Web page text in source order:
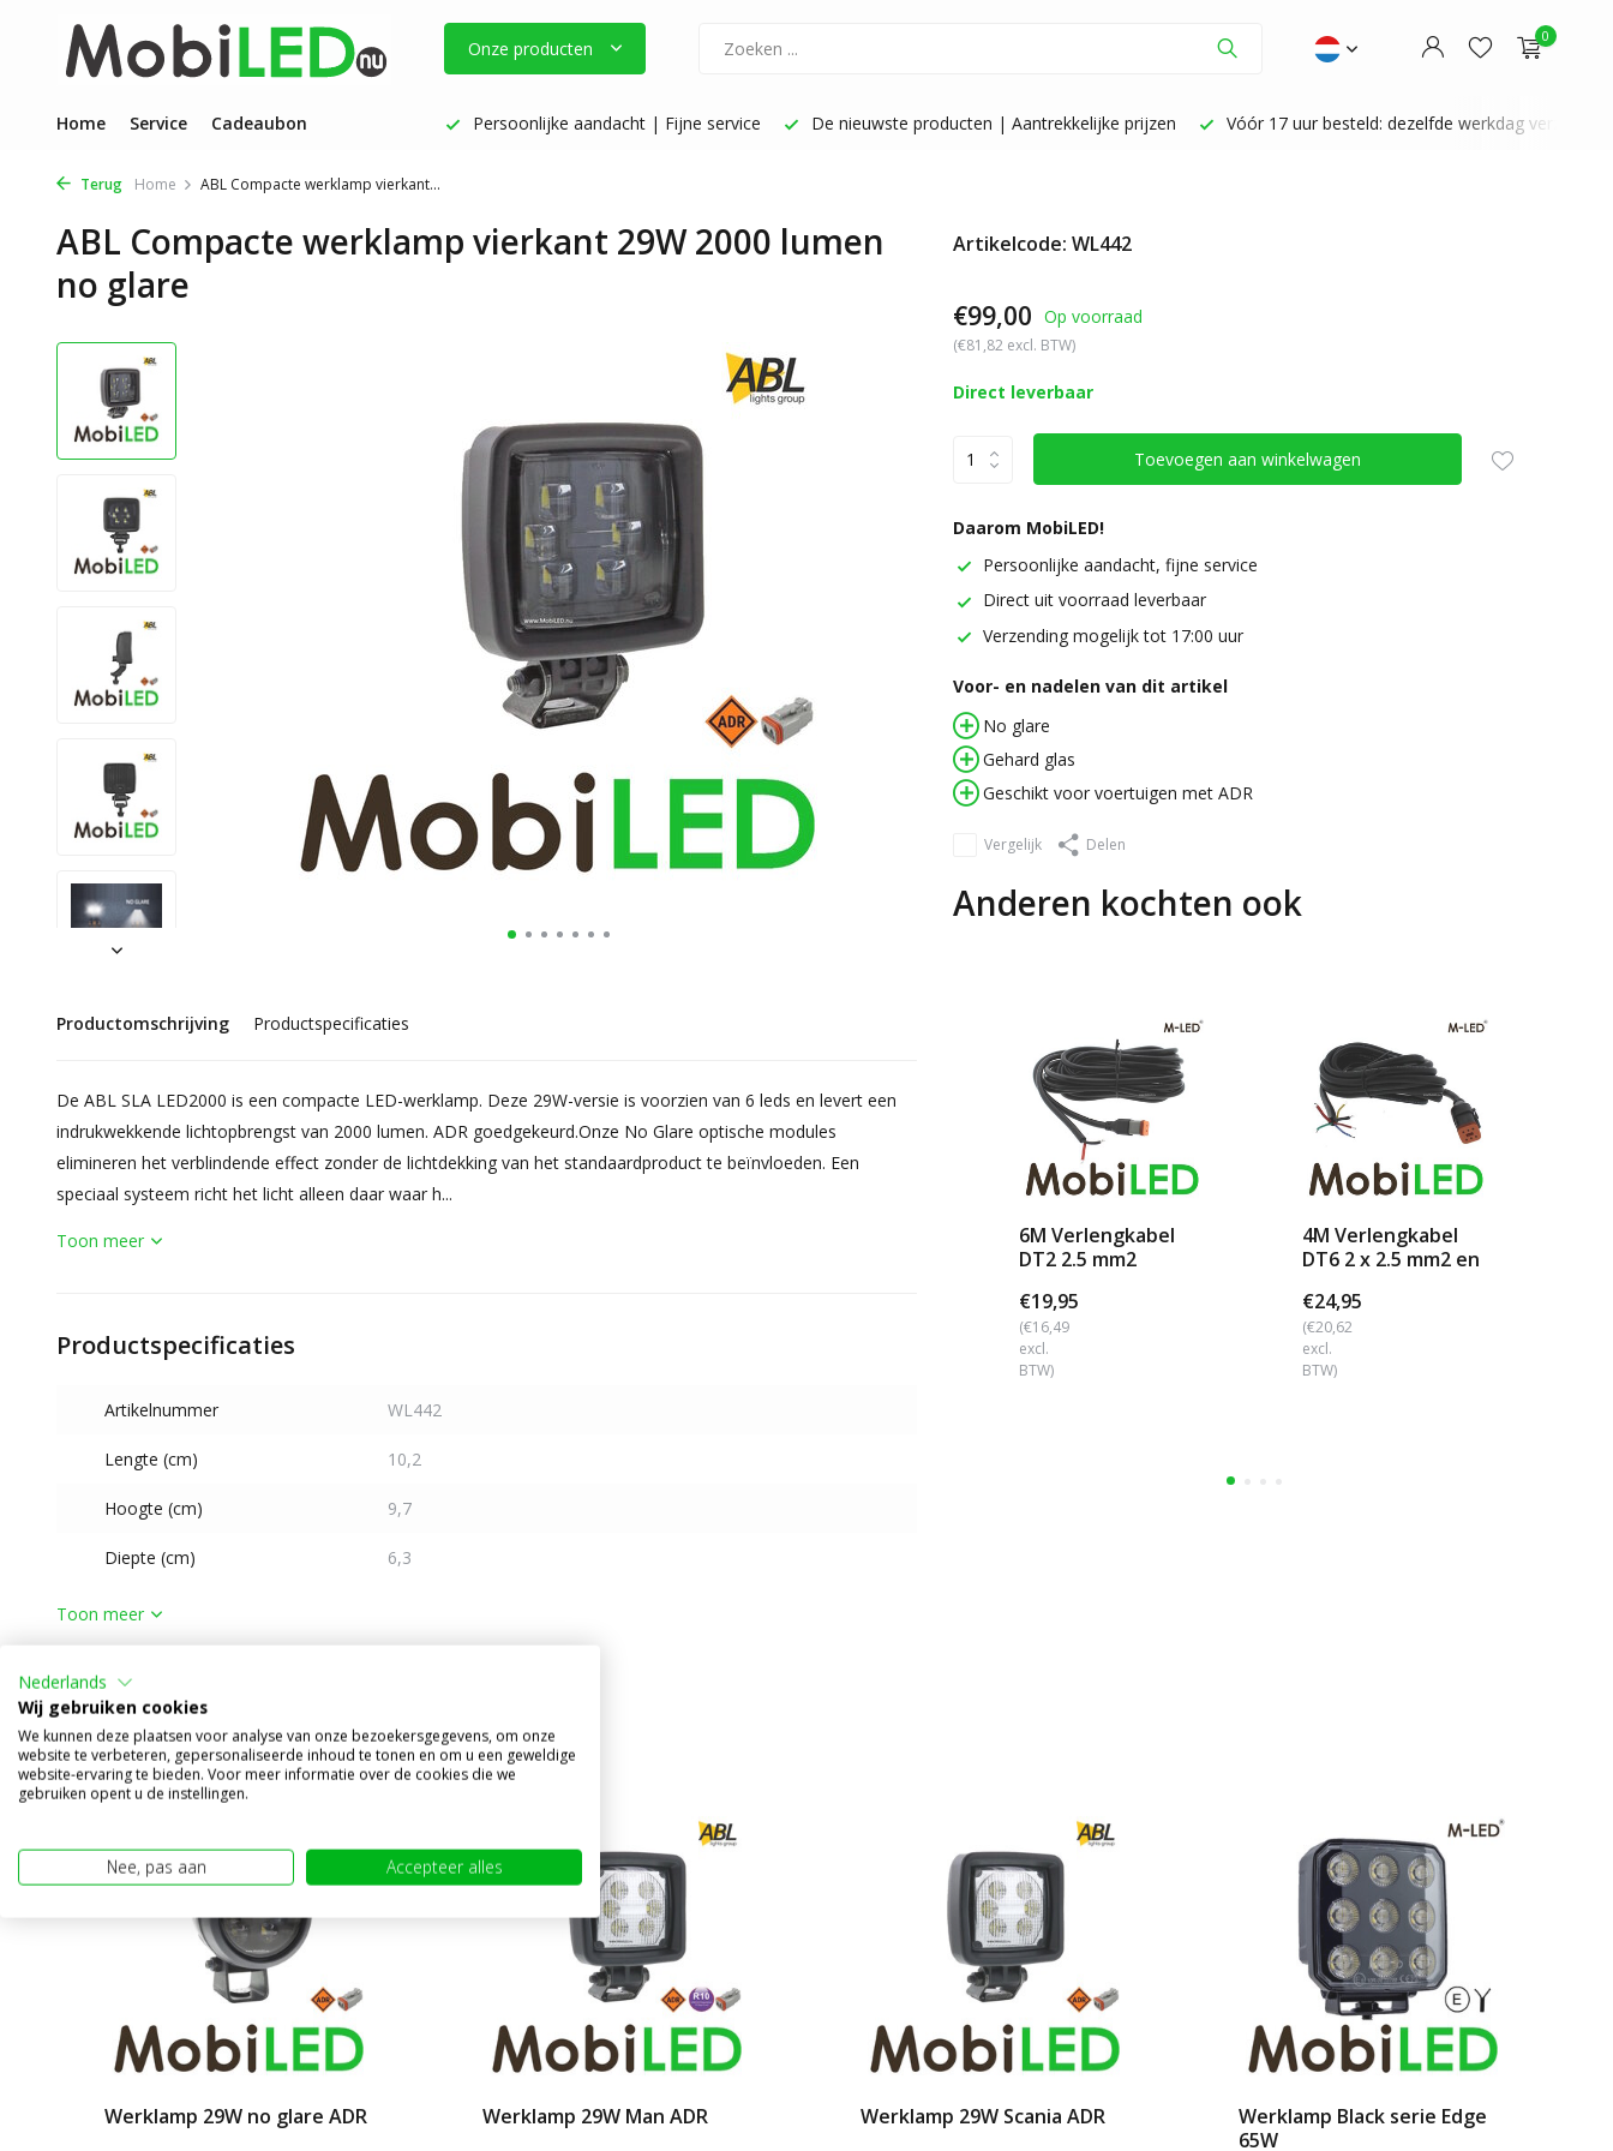
Onze producten
0
Home Service Cadeaubon
Vóór 17 uur besteld: dezelfde werkdag verzonden Persoonlijke aandacht | Fijne service De nieuwste producten | Aantrekkelijke prijzen Vóór 17 uur besteld: dezelfde werkdag verzonden
Terug Home ABL Compacte werklamp vierkant...
ABL Compacte werklamp vierkant 29W 2000 lumen
no glare
Productomschrijving Productspecificaties
De ABL SLA LED2000 is een compacte LED-werklamp. Deze 29W-versie is voorzien van 6 leds en levert een
indrukwekkende lichtopbrengst van 2000 lumen. ADR goedgekeurd.Onze No Glare optische modules
elimineren het verblindende effect zonder de lichtdekking van het standaardproduct te beïnvloeden. Een
speciaal systeem richt het licht alleen daar waar h...
Toon meer
Productspecificaties
Artikelnummer WL442
Lengte (cm) 10,2
Hoogte (cm) 9,7
Diepte (cm) 6,3
Toon meer
Artikelcode: WL442
€99,00 Op voorraad
(€81,82 excl. BTW)
Direct leverbaar
Toevoegen aan winkelwagen
Daarom MobiLED!
Persoonlijke aandacht, fijne service
Direct uit voorraad leverbaar
Verzending mogelijk tot 17:00 uur
Voor- en nadelen van dit artikel
No glare
Gehard glas
Geschikt voor voertuigen met ADR
Vergelijk Delen
Anderen kochten ook
6M Verlengkabel
DT2 2.5 mm2
€19,95
(€16,49
excl.
BTW)
4M Verlengkabel
DT6 2 x 2.5 mm2 en
€24,95
(€20,62
excl.
BTW)
Alternatieve producten
Werklamp 29W no glare ADR Werklamp 29W Man ADR Werklamp 29W Scania ADR
Werklamp Black serie Edge
65W
Nederlands
Wij gebruiken cookies
We kunnen deze plaatsen voor analyse van onze bezoekersgegevens, om onze
website te verbeteren, gepersonaliseerde inhoud te tonen en om u een geweldige
website-ervaring te bieden. Voor meer informatie over de cookies die we
gebruiken opent u de instellingen.
Nee, pas aan Accepteer alles